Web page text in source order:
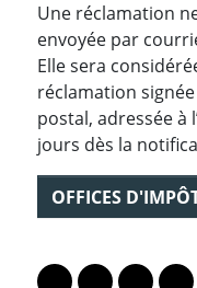
Une réclamation
envoyée par
Elle sera
réclamation
postal, adressée à
jours dès la
OFFICES